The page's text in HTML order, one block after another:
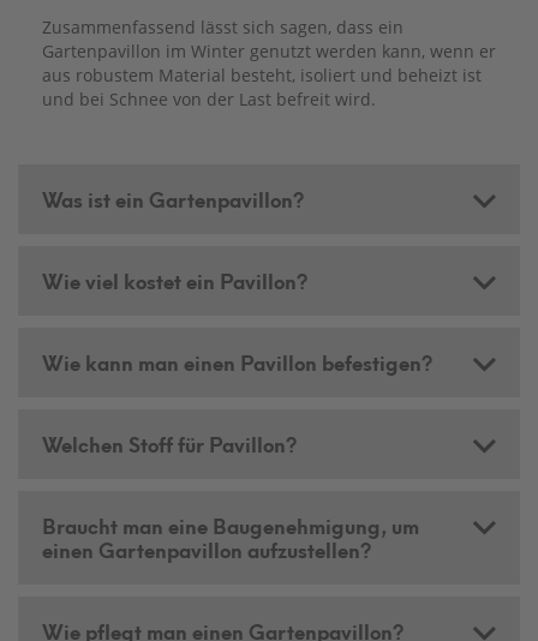
Zusammenfassend lässt sich sagen, dass ein
Gartenpavillon im Winter genutzt werden kann, wenn er
aus robustem Material besteht, isoliert und beheizt ist
und bei Schnee von der Last befreit wird.
Was ist ein Gartenpavillon?
Wie viel kostet ein Pavillon?
Wie kann man einen Pavillon befestigen?
Welchen Stoff für Pavillon?
Braucht man eine Baugenehmigung, um
einen Gartenpavillon aufzustellen?
Wie pflegt man einen Gartenpavillon?